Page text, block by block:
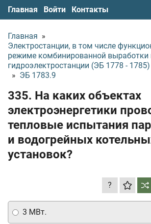
Главная Войти Контакты
Главная »
Электростанции, в том числе
режиме комбинированной выработки
гидроэлектростанции (ЭБ 1778 - 1785)
» ЭБ 1783.9
335. На каких объектах
электроэнергетики
тепловые испытания
и водогрейных
установок?
?
3 МВт.